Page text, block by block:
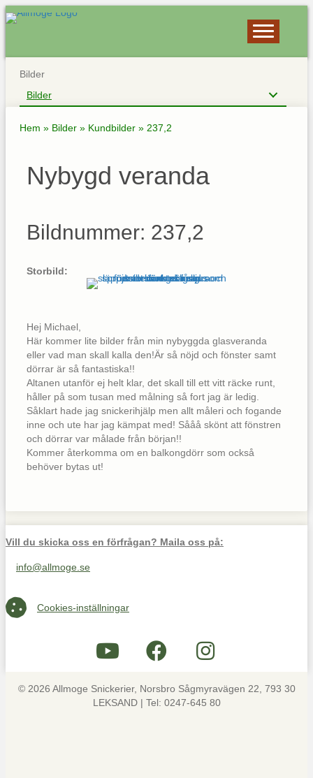
Bilder
Bilder
Hem » Bilder » Kundbilder » 237,2
Nybygd veranda
Bildnummer: 237,2
Storbild:
Hej Michael,
Här kommer lite bilder från min nybyggda glasveranda
eller vad man skall kalla den!Är så nöjd och fönster samt
dörrar är så fantastiska!!
Altanen utanför ej helt klar, det skall till ett vitt räcke runt,
håller på som tusan med målning så fort jag är ledig.
Såklart hade jag snickerihjälp men allt måleri och fogande
inne och ute har jag kämpat med! Sååå skönt att fönstren
och dörrar var målade från början!!
Kommer återkomma om en balkongdörr som också
behöver bytas ut!
Vill du skicka oss en förfrågan? Maila oss på:
Maila oss på info@allmoge.se
info@allmoge.se
Cookies-inställningar
Cookies-inställningar
© 2026 Allmoge Snickerier, Norsbro Sågmyravägen 22, 793 30
LEKSAND | Tel: 0247-645 80